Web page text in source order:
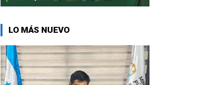
LO MÁS NUEVO